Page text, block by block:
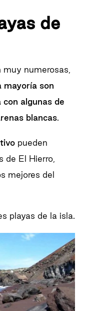
de
numerosas,
mayoría son
con algunas de
blancas.
pueden
de El Hierro,
mejores del
playas de la isla.